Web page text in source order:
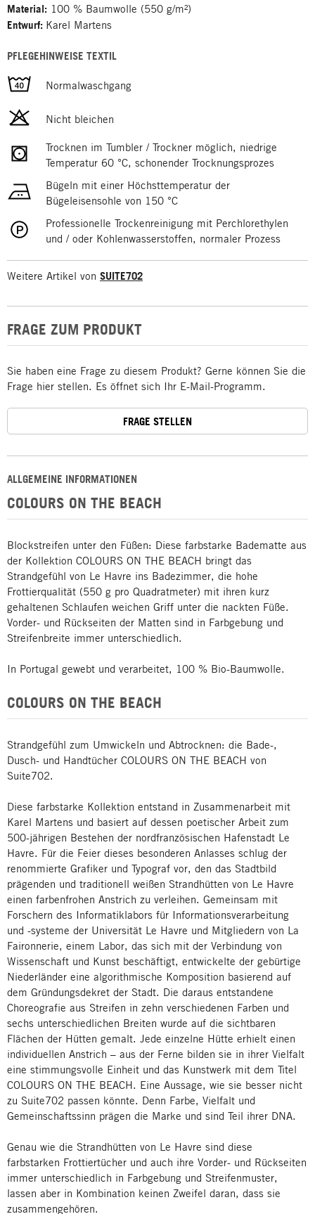
ALLGEMEINE INFORMATIONEN
COLOURS ON THE BEACH
Blockstreifen unter den Füßen: Diese farbstarke Badematte aus
der Kollektion COLOURS ON THE BEACH bringt das
Strandgefühl von Le Havre ins Badezimmer, die hohe
Frottierqualität (550 g pro Quadratmeter) mit ihren kurz
gehaltenen Schlaufen weichen Griff unter die nackten Füße.
Vorder- und Rückseiten der Matten sind in Farbgebung und
Streifenbreite immer unterschiedlich.
In Portugal gewebt und verarbeitet, 100 % Bio-Baumwolle.
COLOURS ON THE BEACH
Strandgefühl zum Umwickeln und Abtrocknen: die Bade-,
Dusch- und Handtücher COLOURS ON THE BEACH von
Suite702.
Diese farbstarke Kollektion entstand in Zusammenarbeit mit
Karel Martens und basiert auf dessen poetischer Arbeit zum
500-jährigen Bestehen der nordfranzösischen Hafenstadt Le
Havre. Für die Feier dieses besonderen Anlasses schlug der
renommierte Grafiker und Typograf vor, den das Stadtbild
prägenden und traditionell weißen Strandhütten von Le Havre
einen farbenfrohen Anstrich zu verleihen. Gemeinsam mit
Forschern des Informatiklabors für Informationsverarbeitung
und -systeme der Universität Le Havre und Mitgliedern von La
Faironnerie, einem Labor, das sich mit der Verbindung von
Wissenschaft und Kunst beschäftigt, entwickelte der gebürtige
Niederländer eine algorithmische Komposition basierend auf
dem Gründungsdekret der Stadt. Die daraus entstandene
Choreografie aus Streifen in zehn verschiedenen Farben und
sechs unterschiedlichen Breiten wurde auf die sichtbaren
Flächen der Hütten gemalt. Jede einzelne Hütte erhielt einen
individuellen Anstrich – aus der Ferne bilden sie in ihrer Vielfalt
eine stimmungsvolle Einheit und das Kunstwerk mit dem Titel
COLOURS ON THE BEACH. Eine Aussage, wie sie besser nicht
zu Suite702 passen könnte. Denn Farbe, Vielfalt und
Gemeinschaftssinn prägen die Marke und sind Teil ihrer DNA.
Genau wie die Strandhütten von Le Havre sind diese
farbstarken Frottiertücher und auch ihre Vorder- und Rückseiten
immer unterschiedlich in Farbgebung und Streifenmuster,
lassen aber in Kombination keinen Zweifel daran, dass sie
zusammengehören.
Material: 100 % Baumwolle (550 g/m²)
Entwurf: Karel Martens
PFLEGEHINWEISE TEXTIL
Normalwaschgang
Nicht bleichen
Trocknen im Tumbler / Trockner möglich, niedrige
Temperatur 60 °C, schonender Trocknungsprozes
Bügeln mit einer Höchsttemperatur der
Bügeleisensohle von 150 °C
Professionelle Trockenreinigung mit Perchlorethylen
und / oder Kohlenwasserstoffen, normaler Prozess
Weitere Artikel von SUITE702
FRAGE ZUM PRODUKT
Sie haben eine Frage zu diesem Produkt? Gerne können Sie die
Frage hier stellen. Es öffnet sich Ihr E-Mail-Programm.
FRAGE STELLEN